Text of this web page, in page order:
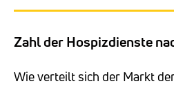
Zahl der Hospizdienste
Wie verteilt sich der Markt